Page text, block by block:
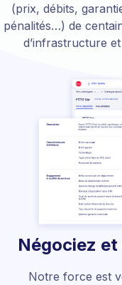
(prix, débits,
pénalités…) de
d’infrastructure
Négociez
Notre force est